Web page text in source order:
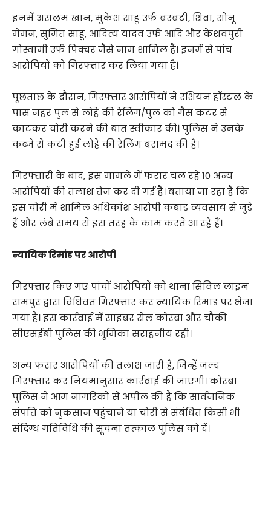
इनमें असलम खान, मुकेश साहू उर्फ बरबटी, शिवा, सोनू
मेमन, सुमित साहू, आदित्य यादव उर्फ आदि और केशवपुरी
गोस्वामी उर्फ पिक्चर जैसे नाम शामिल हैं। इनमें से पांच
आरोपियों को गिरफ्तार कर लिया गया है।
पूछताछ के दौरान, गिरफ्तार आरोपियों ने रशियन हॉस्टल के
पास नहर पुल से लोहे की रेलिंग/पुल को गैस कटर से
काटकर चोरी करने की बात स्वीकार की। पुलिस ने उनके
कब्जे से कटी हुई लोहे की रेलिंग बरामद की है।
गिरफ्तारी के बाद, इस मामले में फरार चल रहे 10 अन्य
आरोपियों की तलाश तेज कर दी गई है। बताया जा रहा है कि
इस चोरी में शामिल अधिकांश आरोपी कबाड़ व्यवसाय से जुड़े
हैं और लंबे समय से इस तरह के काम करते आ रहे हैं।
न्यायिक रिमांड पर आरोपी
गिरफ्तार किए गए पांचों आरोपियों को थाना सिविल लाइन
रामपुर द्वारा विधिवत गिरफ्तार कर न्यायिक रिमांड पर भेजा
गया है। इस कार्रवाई में साइबर सेल कोरबा और चौकी
सीएसईबी पुलिस की भूमिका सराहनीय रही।
अन्य फरार आरोपियों की तलाश जारी है, जिन्हें जल्द
गिरफ्तार कर नियमानुसार कार्रवाई की जाएगी। कोरबा
पुलिस ने आम नागरिकों से अपील की है कि सार्वजनिक
संपत्ति को नुकसान पहुंचाने या चोरी से संबंधित किसी भी
संदिग्ध गतिविधि की सूचना तत्काल पुलिस को दें।